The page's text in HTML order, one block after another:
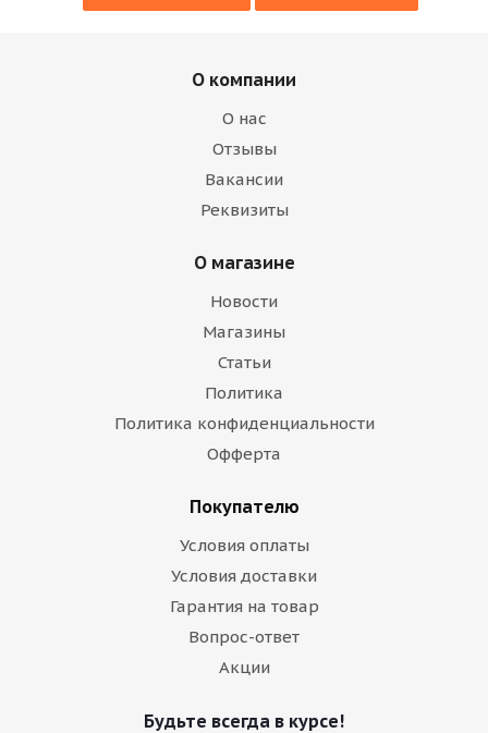
О компании
О нас
Отзывы
Вакансии
Реквизиты
О магазине
Новости
Магазины
Статьи
Политика
Политика конфиденциальности
Офферта
Покупателю
Условия оплаты
Условия доставки
Гарантия на товар
Вопрос-ответ
Акции
Будьте всегда в курсе!